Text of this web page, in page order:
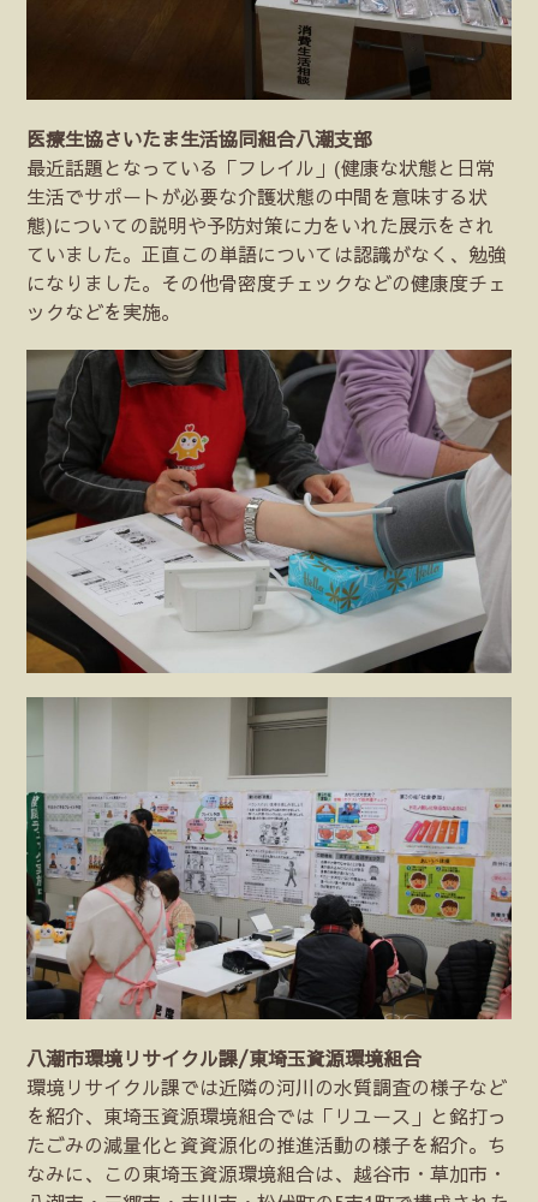
医療生協さいたま生活協同組合八潮支部
最近話題となっている「フレイル」(健康な状態と日常
生活でサポートが必要な介護状態の中間を意味する状
態)についての説明や予防対策に力をいれた展示をされ
ていました。正直この単語については認識がなく、勉強
になりました。その他骨密度チェックなどの健康度チェ
ックなどを実施。
八潮市環境リサイクル課/東埼玉資源環境組合
環境リサイクル課では近隣の河川の水質調査の様子など
を紹介、東埼玉資源環境組合では「リユース」と銘打っ
たごみの減量化と資資源化の推進活動の様子を紹介。ち
なみに、この東埼玉資源環境組合は、越谷市・草加市・